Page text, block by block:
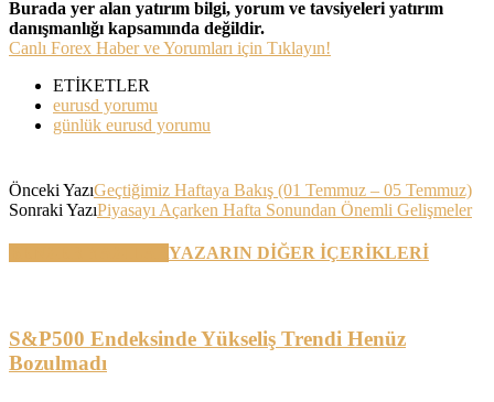
Burada yer alan yatırım bilgi, yorum ve tavsiyeleri yatırım
danışmanlığı kapsamında değildir.
Canlı Forex Haber ve Yorumları için Tıklayın!
ETİKETLER
eurusd yorumu
günlük eurusd yorumu
Önceki YazıGeçtiğimiz Haftaya Bakış (01 Temmuz – 05 Temmuz)
Sonraki YazıPiyasayı Açarken Hafta Sonundan Önemli Gelişmeler
YAZARIN DİĞER İÇERİKLERİ
S&P500 Endeksinde Yükseliş Trendi Henüz
Bozulmadı